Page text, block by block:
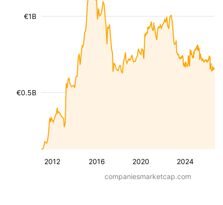
2012 2016 2020 2024
€0.5B
€1B
companiesmarketcap.com